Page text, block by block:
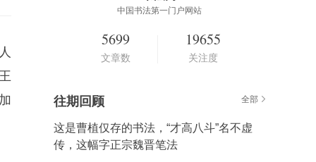
中国书法第一门户网站
5699
文章数
19655
关注度
往期回顾 全部
这是曹植仅存的书法，“才高八斗”名不虚
传，这幅字正宗魏晋笔法